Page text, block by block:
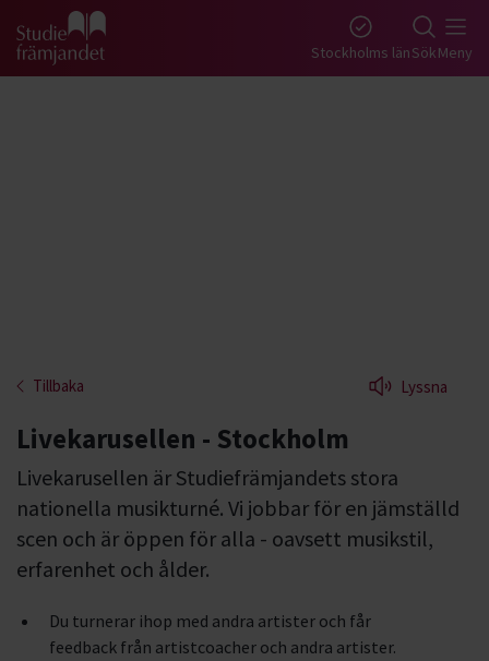
Gå till studiefrämjandets startsida Stockholms länSökMeny
Tillbaka Lyssna
Livekarusellen - Stockholm
Livekarusellen är Studiefrämjandets stora
nationella musikturné. Vi jobbar för en jämställd
scen och är öppen för alla - oavsett musikstil,
erfarenhet och ålder.
Du turnerar ihop med andra artister och får
feedback från artistcoacher och andra artister.